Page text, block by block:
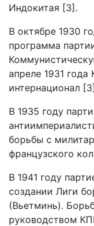
Индокитая [3].
В октябре 1930
программа
апреле 1931
интернационал
В 1935 году
борьбы с
французского
В 1941 году
создании Лиги
(Вьетминь).
руководством